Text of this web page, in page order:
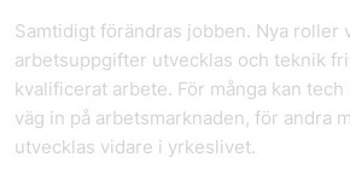
Samtidigt förändras jobben. Nya roller
arbetsuppgifter utvecklas och teknik
kvalificerat arbete. För många kan
väg in på arbetsmarknaden, för andra
utvecklas vidare i yrkeslivet.